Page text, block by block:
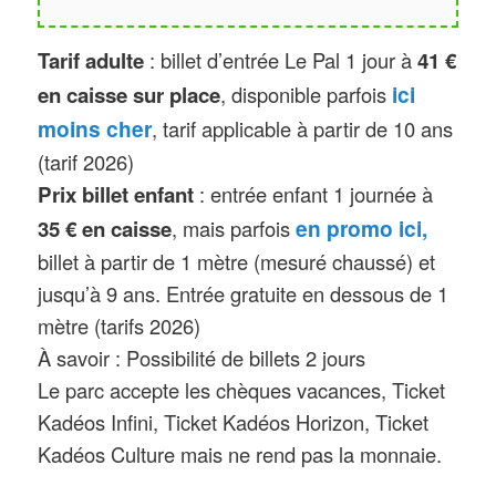
différents horaires selon la date. Des
animations pédagogiques et
nourrissages des animaux sont
également quotidiens, à des horaires
variés selon les espèces.
Nouveau en 2026: le Delta des
Éléphants, un espace de vie de 2
hectares entièrement réaménagé
pour les éléphants d’Asie
(investissement de 2 millions
d’euros). Charles Bennet succède à
son père Arnaud Bennet et tant que
président du Pal.
Tarif adulte : billet d’entrée Le Pal 1 jour à41 €
en caisse sur place, disponible parfois ici
moins cher, tarif applicable à partir de 10 ans
(tarif 2026)
Prix billet enfant : entrée enfant 1 journée à
35 € en caisse, mais parfoisen promo ici,
billet à partir de 1 mètre (mesuré chaussé) et
jusqu’à 9 ans. Entrée gratuite en dessous de 1
mètre (tarifs 2026)
À savoir : Possibilité de billets 2 jours
Le parc accepte les chèques vacances, Ticket
Kadéos Infini, Ticket Kadéos Horizon, Ticket
Kadéos Culture mais ne rend pas la monnaie.